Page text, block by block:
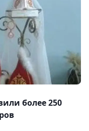
более 250